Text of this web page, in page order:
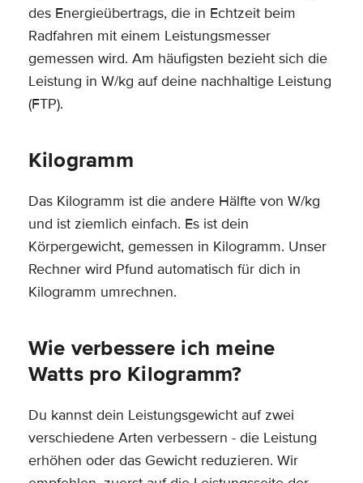
des Energieübertrags, die in Echtzeit beim
Radfahren mit einem Leistungsmesser
gemessen wird. Am häufigsten bezieht sich die
Leistung in W/kg auf deine nachhaltige Leistung
(FTP).
Kilogramm
Das Kilogramm ist die andere Hälfte von W/kg
und ist ziemlich einfach. Es ist dein
Körpergewicht, gemessen in Kilogramm. Unser
Rechner wird Pfund automatisch für dich in
Kilogramm umrechnen.
Wie verbessere ich meine
Watts pro Kilogramm?
Du kannst dein Leistungsgewicht auf zwei
verschiedene Arten verbessern - die Leistung
erhöhen oder das Gewicht reduzieren. Wir